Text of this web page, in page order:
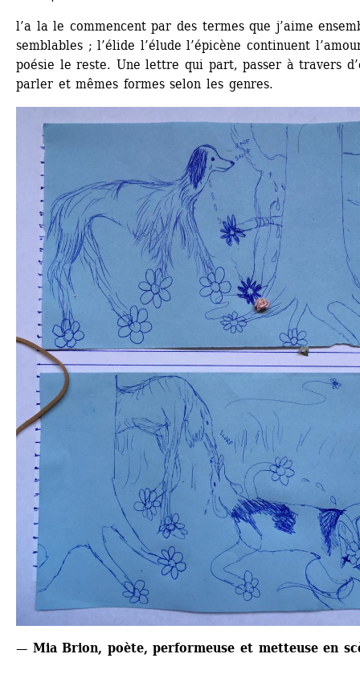
l’a la le commencent par des termes que j’aime
semblables ; l’élide l’élude l’épicène continuent
poésie le reste. Une lettre qui part, passer à travers
parler et mêmes formes selon les genres.
— Mia Brion, poète, performeuse et metteuse en